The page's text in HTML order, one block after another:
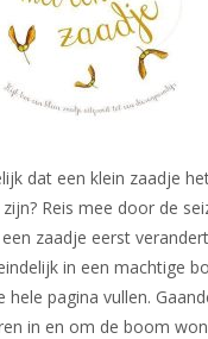
dat een klein zaadje
Reis mee door de
zaadje eerst
in een machtige
hele pagina vullen.
in en om de boom